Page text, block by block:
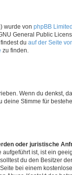
wurde von phpBB
General Public
du auf der Seite
zu finden.
Wenn du denkst,
deine Stimme für
oder juristische
aufgeführt ist, ist ein
du den Besitzer
bei einem